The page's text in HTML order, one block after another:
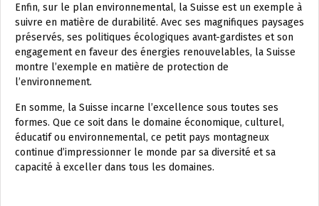
Enfin, sur le plan environnemental, la Suisse est un exemple à
suivre en matière de durabilité. Avec ses magnifiques paysages
préservés, ses politiques écologiques avant-gardistes et son
engagement en faveur des énergies renouvelables, la Suisse
montre l’exemple en matière de protection de
l’environnement.
En somme, la Suisse incarne l’excellence sous toutes ses
formes. Que ce soit dans le domaine économique, culturel,
éducatif ou environnemental, ce petit pays montagneux
continue d’impressionner le monde par sa diversité et sa
capacité à exceller dans tous les domaines.